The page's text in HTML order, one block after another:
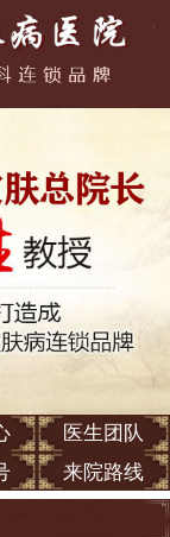
医生团队
来院路线